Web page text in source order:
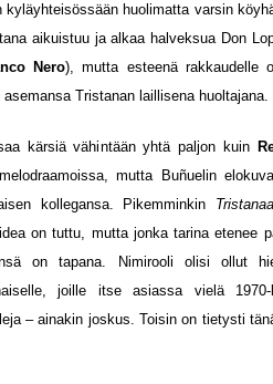
kyläyhteisössään huolimatta varsin
aikuistuu ja alkaa halveksua Don
Nero), mutta esteenä rakkaudelle
Tristanan laillisena huoltajana.
kärsiä vähintään yhtä paljon kuin
mutta Buñuelin
kollegansa. Pikemminkin Tristanaa
on tuttu, mutta jonka tarina etenee
on tapana. Nimirooli olisi ollut
joille itse asiassa vielä 1970-
– ainakin joskus. Toisin on tietysti